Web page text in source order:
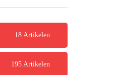
18 Artikelen
195 Artikelen